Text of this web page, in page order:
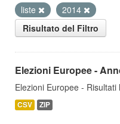
liste
2014
Risultato del Filtro
Elezioni Europee -
Elezioni Europee -
CSV ZIP